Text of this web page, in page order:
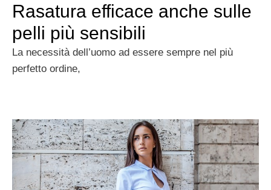
Rasatura efficace anche sulle
pelli più sensibili
La necessità dell’uomo ad essere sempre nel più
perfetto ordine,